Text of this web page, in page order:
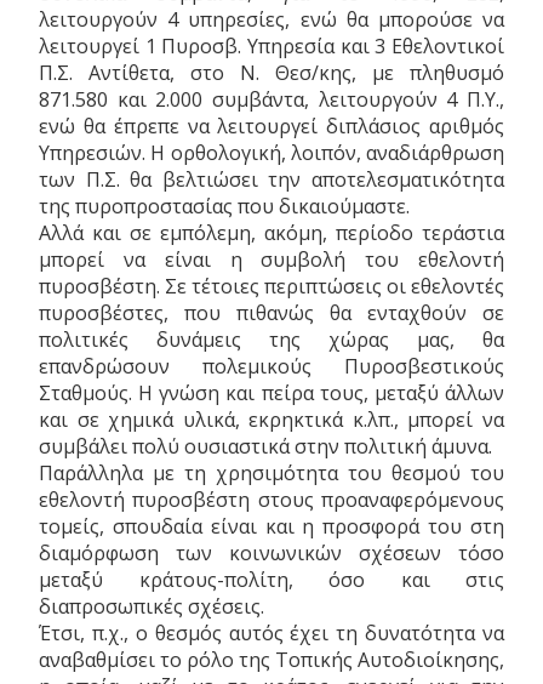
λειτουργούν 4 υπηρεσίες, ενώ θα μπορούσε να
λειτουργεί 1 Πυροσβ. Υπηρεσία και 3 Εθελοντικοί
Π.Σ. Αντίθετα, στο Ν. Θεσ/κης, με πληθυσμό
871.580 και 2.000 συμβάντα, λειτουργούν 4 Π.Υ.,
ενώ θα έπρεπε να λειτουργεί διπλάσιος αριθμός
Υπηρεσιών. Η ορθολογική, λοιπόν, αναδιάρθρωση
των Π.Σ. θα βελτιώσει την αποτελεσματικότητα
της πυροπροστασίας που δικαιούμαστε.
Αλλά και σε εμπόλεμη, ακόμη, περίοδο τεράστια
μπορεί να είναι η συμβολή του εθελοντή
πυροσβέστη. Σε τέτοιες περιπτώσεις οι εθελοντές
πυροσβέστες, που πιθανώς θα ενταχθούν σε
πολιτικές δυνάμεις της χώρας μας, θα
επανδρώσουν πολεμικούς Πυροσβεστικούς
Σταθμούς. Η γνώση και πείρα τους, μεταξύ άλλων
και σε χημικά υλικά, εκρηκτικά κ.λπ., μπορεί να
συμβάλει πολύ ουσιαστικά στην πολιτική άμυνα.
Παράλληλα με τη χρησιμότητα του θεσμού του
εθελοντή πυροσβέστη στους προαναφερόμενους
τομείς, σπουδαία είναι και η προσφορά του στη
διαμόρφωση των κοινωνικών σχέσεων τόσο
μεταξύ κράτους-πολίτη, όσο και στις
διαπροσωπικές σχέσεις.
Έτσι, π.χ., ο θεσμός αυτός έχει τη δυνατότητα να
αναβαθμίσει το ρόλο της Τοπικής Αυτοδιοίκησης,